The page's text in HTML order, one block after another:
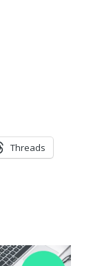
Threads